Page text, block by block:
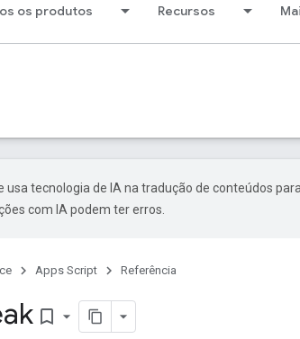
os produtos Recursos
usa tecnologia de IA na tradução de conteúdos
com IA podem ter erros.
Apps Script Referência
bookmark_border